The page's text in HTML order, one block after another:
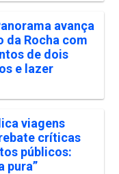
avança
da Rocha com
de dois
e lazer
viagens
críticas
públicos:
pura”